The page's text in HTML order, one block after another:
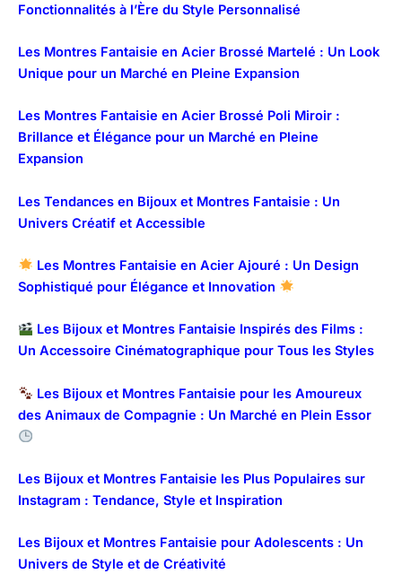
Fonctionnalités à l’Ère du Style Personnalisé
Les Montres Fantaisie en Acier Brossé Martelé : Un Look
Unique pour un Marché en Pleine Expansion
Les Montres Fantaisie en Acier Brossé Poli Miroir :
Brillance et Élégance pour un Marché en Pleine
Expansion
Les Tendances en Bijoux et Montres Fantaisie : Un
Univers Créatif et Accessible
Les Montres Fantaisie en Acier Ajouré : Un Design
Sophistiqué pour Élégance et Innovation
Les Bijoux et Montres Fantaisie Inspirés des Films :
Un Accessoire Cinématographique pour Tous les Styles
Les Bijoux et Montres Fantaisie pour les Amoureux
des Animaux de Compagnie : Un Marché en Plein Essor
Les Bijoux et Montres Fantaisie les Plus Populaires sur
Instagram : Tendance, Style et Inspiration
Les Bijoux et Montres Fantaisie pour Adolescents : Un
Univers de Style et de Créativité